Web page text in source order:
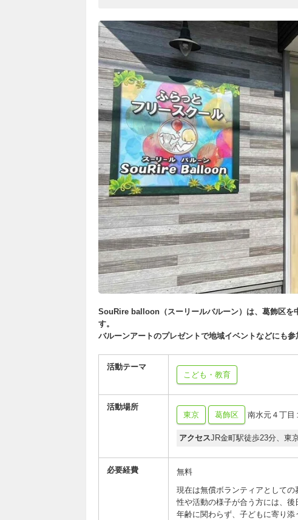
SouRire balloon（スーリールバルーン）は、葛飾区を
す。
バルーンアートのプレゼントで地域イベントなどにも参
活動テーマ
こども・教育
活動場所
東京
葛飾区 南水元４丁目
アクセスJR金町駅徒歩23分、東
必要経費
無料
現在は無償ボランティアとして
性や活動の様子が合う方には、後
年齢に関わらず、子どもに寄り添